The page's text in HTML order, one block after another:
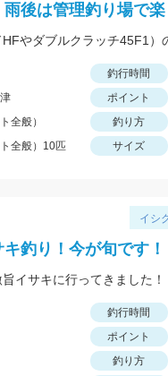
雨後は管理釣り場で
釣行時間
ポイント
全般） 釣り方
全般）10匹
サイズ
イシ
釣り！今が旬です！
イサキに行ってきました！
釣行時間
ポイント
釣り方